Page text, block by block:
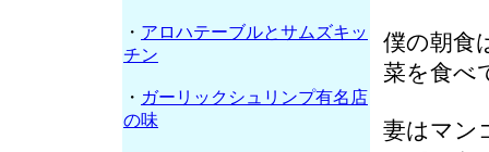
僕の朝食
菜を食べ
妻はマン
・ アロハテーブルとサムズキッ
チン
・ ガーリックシュリンプ有名店
の味